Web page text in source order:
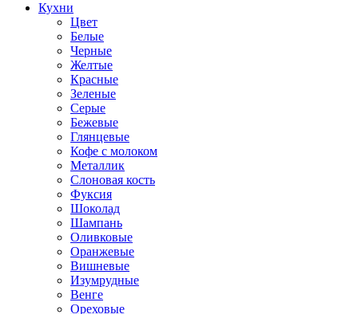
Кухни
Цвет
Белые
Черные
Желтые
Красные
Зеленые
Серые
Бежевые
Глянцевые
Кофе с молоком
Металлик
Слоновая кость
Фуксия
Шоколад
Шампань
Оливковые
Оранжевые
Вишневые
Изумрудные
Венге
Ореховые